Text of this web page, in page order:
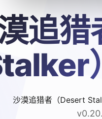
追
沙漠追猎者（Desert